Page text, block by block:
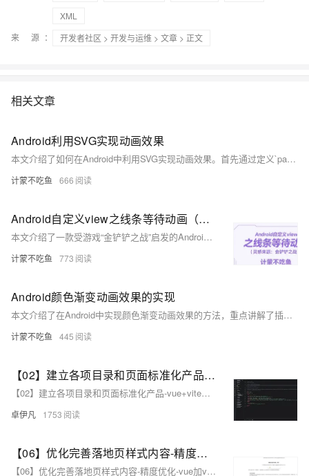
XML
来 源：
开发者社区 > 开发与运维 > 文章 > 正文
相关文章
Android利用SVG实现动画效果
本文介绍了如何在Android中利用SVG实现动画效果。首先通过定义`pathData`参数（如M、L、Z等）绘制一个简单的三角形SVG图形，然后借助`objectAnimator`实现动态的线条绘制动画。文章详细讲解了从配置`build.gradle`支持VectorDrawable，到创建动画文件、关联SVG与动画，最后在Activity中启动动画的完整流程。此外，还提供了SVG绘制原理及工具推荐，帮助开发者更好地理解和应用SVG动画技术。
计蒙不吃鱼 666
Android自定义view之线条等待动画（灵感来源：金铲铲之战）
本文介绍了一款受游戏“金铲铲之战”启发的Android自定义View——线条等待动画的实现过程。通过将布局分为10份，利用`onSizeChanged`测量最小长度，并借助画笔绘制动态线条，实现渐变伸缩效果。动画逻辑通过四个变量控制线条的增长与回退，最终形成流畅的等待动画。代码中详细展示了画笔初始化、线条绘制及动画更新的核心步骤，并提供完整源码供参考。此动画适用于加载场景，提升用户体验。
计蒙不吃鱼 773
Android颜色渐变动画效果的实现
本文介绍了在Android中实现颜色渐变动画效果的方法，重点讲解了插值器（TypeEvaluator）的使用与自定义。通过Android自带的颜色插值器ArgbEvaluator，可以轻松实现背景色的渐变动画。文章详细分析了ArgbEvaluator的核心代码，并演示了如何利用Color.colorToHSV和Color.HSVToColor方法自定义颜色插值器MyColorEvaluator。最后提供了完整的源码示例，包括ColorGradient视图类和MyColorEvaluator类，帮助开发者更好地理解和应用颜色渐变动画技术。
计蒙不吃鱼 445
【02】建立各项目录和页面标准化产品-vue+vite开发实战-做一个非常漂亮的APP下载落地页-支持PC和H5自适应提供安卓苹果鸿蒙下载和网页端访问-优雅草卓伊凡
【02】建立各项目录和页面标准化产品-vue+vite开发实战-做一个非常漂亮的APP下载落地页-支持PC和H5自适应提供安卓苹果鸿蒙下载和网页端访问-优雅草卓伊凡
卓伊凡 1753
【06】优化完善落地页样式内容-精度优化-vue加vite开发实战-做一个非常漂亮的APP下载落地页-支持PC和H5自适应提供安卓苹果鸿蒙下载和网页端访问-优雅草卓伊凡
【06】优化完善落地页样式内容-精度优化-vue加vite开发实战-做一个非常漂亮的APP下载落地页-支持PC和H5自适应提供安卓苹果鸿蒙下载和网页端访问-优雅草卓伊凡